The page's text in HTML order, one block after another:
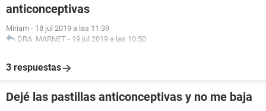
anticonceptivas
Miriam - 18 jul 2019 a las 11:39
DRA. MARNET - 19 jul 2019 a las 10:50
3 respuestas
Dejé las pastillas anticonceptivas y no me baja